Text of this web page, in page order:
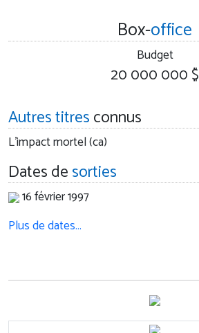
Box-office
Budget
20 000 000 $
Autres titresconnus
L'impact mortel (ca)
Dates desorties
16 février 1997
Plus de dates…